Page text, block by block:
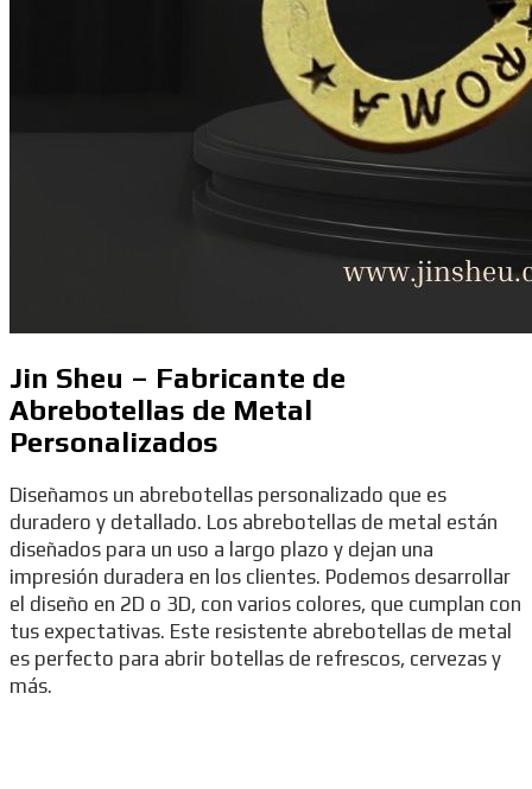
Jin Sheu – Fabricante de
Abrebotellas de Metal
Personalizados
Diseñamos un abrebotellas personalizado que es
duradero y detallado. Los abrebotellas de metal están
diseñados para un uso a largo plazo y dejan una
impresión duradera en los clientes. Podemos desarrollar
el diseño en 2D o 3D, con varios colores, que cumplan con
tus expectativas. Este resistente abrebotellas de metal
es perfecto para abrir botellas de refrescos, cervezas y
más.